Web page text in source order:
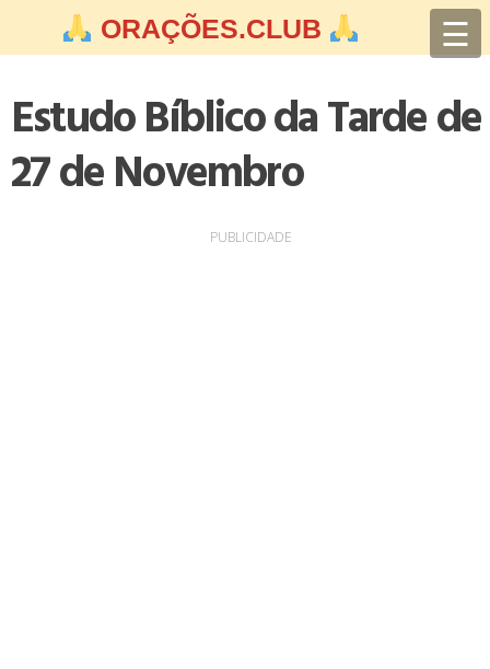
ORAÇÕES.CLUB ☰
Estudo Bíblico da Tarde de
27 de Novembro
PUBLICIDADE